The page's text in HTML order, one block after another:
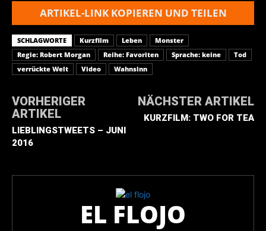
ARTIKEL-LINK KOPIEREN UND TEILEN
SCHLAGWORTE Kurzfilm Leben
Monster
Regie: Robert Morgan
Reihe: Favoriten Sprache: keine
Tod
verrückte Welt
Video Wahnsinn
VORHERIGER
ARTIKEL
LIEBLINGSTWEETS – JUNI
2016
NÄCHSTER ARTIKEL
KURZFILM: TWO FOR TEA
EL FLOJO